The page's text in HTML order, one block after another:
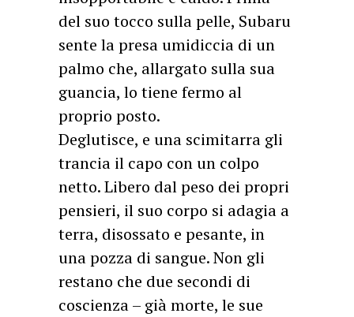
del suo tocco sulla pelle, Subaru
sente la presa umidiccia di un
palmo che, allargato sulla sua
guancia, lo tiene fermo al
proprio posto.
Deglutisce, e una scimitarra gli
trancia il capo con un colpo
netto. Libero dal peso dei propri
pensieri, il suo corpo si adagia a
terra, disossato e pesante, in
una pozza di sangue. Non gli
restano che due secondi di
coscienza – già morte, le sue